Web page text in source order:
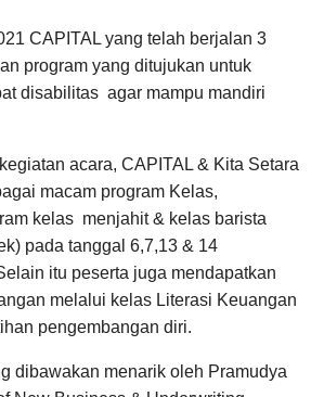
CAPITAL yang telah berjalan 3
program yang ditujukan untuk
disabilitas agar mampu mandiri
acara, CAPITAL & Kita Setara
macam program Kelas,
kelas menjahit & kelas barista
pada tanggal 6,7,13 & 14
itu peserta juga mendapatkan
melalui kelas Literasi Keuangan
pengembangan diri.
dibawakan menarik oleh Pramudya